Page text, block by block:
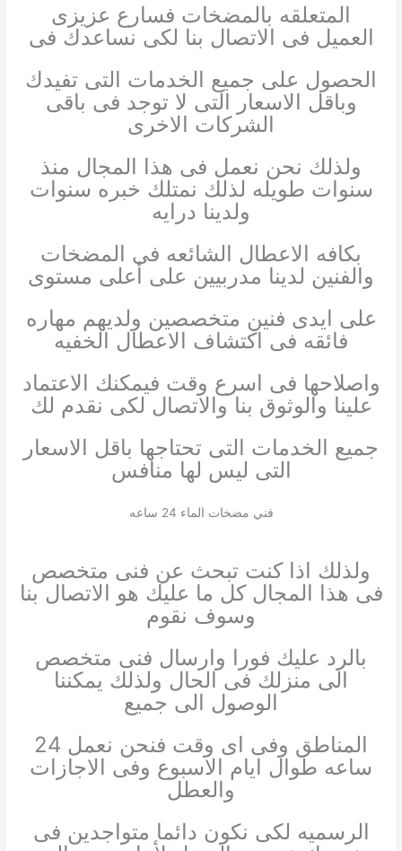
المتعلقه بالمضخات فسارع عزيزى
العميل فى الاتصال بنا لكى نساعدك فى
الحصول على جميع الخدمات التى تفيدك
وباقل الاسعار التى لا توجد فى باقى
الشركات الاخرى
ولذلك نحن نعمل فى هذا المجال منذ
سنوات طويله لذلك نمتلك خبره سنوات
ولدينا درايه
بكافه الاعطال الشائعه فى المضخات
والفنين لدينا مدربيين على أعلى مستوى
على ايدى فنين متخصصين ولديهم مهاره
فائقه فى اكتشاف الاعطال الخفيه
واصلاحها فى اسرع وقت فيمكنك الاعتماد
علينا والوثوق بنا والاتصال لكى نقدم لك
جميع الخدمات التى تحتاجها باقل الاسعار
التى ليس لها منافس
فني مضخات الماء 24 ساعه
ولذلك اذا كنت تبحث عن فنى متخصص
فى هذا المجال كل ما عليك هو الاتصال بنا
وسوف نقوم
بالرد عليك فورا وارسال فنى متخصص
الى منزلك فى الحال ولذلك يمكننا
الوصول الى جميع
المناطق وفى اى وقت فنحن نعمل 24
ساعه طوال ايام الاسبوع وفى الاجازات
والعطل
الرسميه لكى نكون دائما متواجدين فى